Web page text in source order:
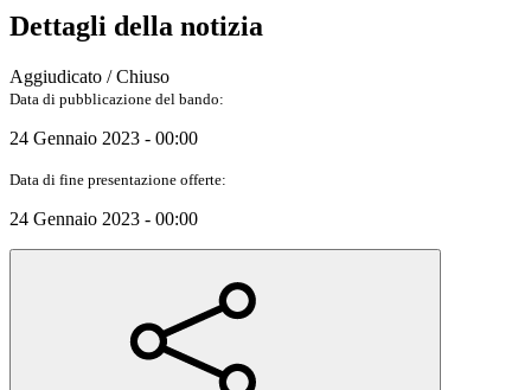
Dettagli della notizia
Aggiudicato / Chiuso
Data di pubblicazione del bando:
24 Gennaio 2023 - 00:00
Data di fine presentazione offerte:
24 Gennaio 2023 - 00:00